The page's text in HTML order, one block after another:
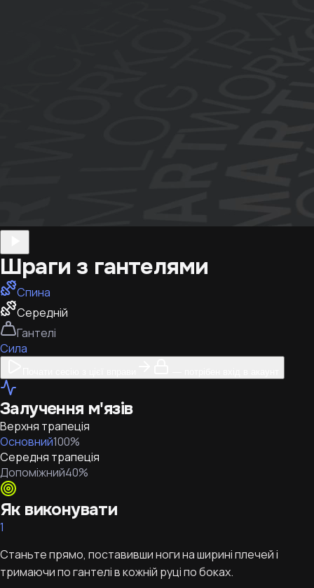
Шраги з гантелями
Спина
Середній
Гантелі
Сила
Залучення м'язів
Верхня трапеція
Основний100%
Середня трапеція
Допоміжний40%
Як виконувати
1
Станьте прямо, поставивши ноги на ширині плечей і
тримаючи по гантелі в кожній руці по боках.